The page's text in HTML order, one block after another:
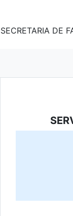
SECRETARIA DE